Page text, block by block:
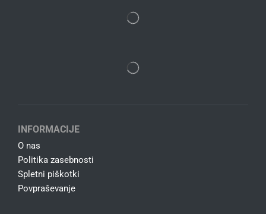
INFORMACIJE
O nas
Politika zasebnosti
Spletni piškotki
Povpraševanje